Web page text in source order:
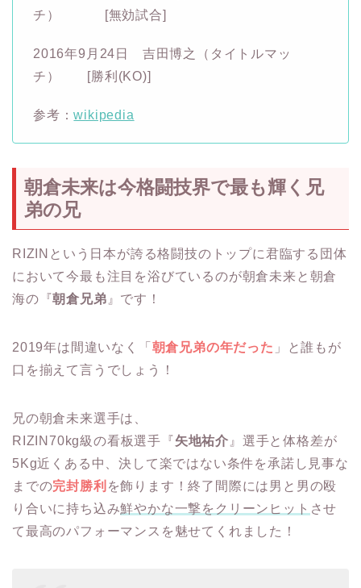
チ） [無効試合]
2016年9月24日 吉田博之（タイトルマッ
チ） [勝利(KO)]
参考：wikipedia
朝倉未来は今格闘技界で最も輝く兄
弟の兄
RIZINという日本が誇る格闘技のトップに君臨する団体
において今最も注目を浴びているのが朝倉未来と朝倉
海の『朝倉兄弟 』です！
2019年は間違いなく「 朝倉兄弟の年だった 」と誰もが
口を揃えて言うでしょう！
兄の朝倉未来選手は、
RIZIN70kg級の看板選手『矢地祐介 』選手と体格差が
5Kg近くある中、決して楽ではない条件を承諾し見事な
までの完封勝利 を飾ります！終了間際には男と男の殴
り合いに持ち込み鮮やかな一撃をクリーンヒット させ
て最高のパフォーマンスを魅せてくれました！